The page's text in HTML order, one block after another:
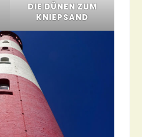
DIE DÜNEN ZUM
KNIEPSAND